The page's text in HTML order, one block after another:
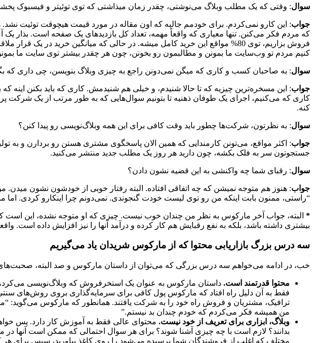
سوال: وقتی که یک مطلب وبلاگ می‌نوشتی، چقدر زمان میذاشتی که توی توئیتر و فیسبوک
جواب: این کارو نمی‌کردم. برای خودمم جالبه که اون مقاله در مورد قیمت هیچوقت توئیت
کنیم مردم تو وب‌سایت ما بمونن و مطالبمون رو بخونن، چون هر چقدر بیشتر توی سایت ما
سوال: به صاحبان کسب و کاری که میگن نمی‌دونن راجع به چیزی وبلاگ بنویسن، چی داری که
جواب: این مسخره‌ترین چیزیه که تا حالا شنیدم، و خیلی هم شنیدمش. کاری که باید بکنن
کنه.
سوال: به نظرتون، شرکت‌‌ها چطور باید وقت کافی برای این همه وبلاگ‌نویسی رو پیدا کنن؟
جواب
جستجوتون سر به فلک بکشه، چون دارید هر روز یک مطلب جدید منتشر می‌کنید.
سوال: رقبای شما چه واکنشی به این قضیه نشون دادن؟
جواب: هنوز هم متوجه نمیشن که چه اتفاقی افتاده. البته رفتار خوبی از خودشون نشون
“راستی، ممنون بابت اینکه من رو توی لیست خودت گنجوندی. نمی‌دونم چرا اینکارو کردی. اما
* البته، جواب آخر مارکوس به نظر من چندان خوب نیست. چیزی که او متوجه نشده، این است که
بیشتری داشته باشد، بلکه به نفع رقبایش هم کار کرده و درآمد آنها را نیز افزایش داده
سه درس بزرگ بازاریابی محتوا که از مارکوس شریدان یاد می‌گیریم
خب، در ادامه می‌خواهم سه درس بزرگی که می‌توان از داستان مارکوس و صد البته، صحبت‌های
محتوا قدرتمند است. داستان مارکوس به عنوان یک استخرفروش که وبلاگ‌نویسی
ترافیک، مشتریان و فروش راه خود را به شرکت یافتند. همانطور که مارکوس می‌گوید:
من همیشه فکر می‌کردم که خودم چندان بد نیستم.”
وبلاگ، ابزاری برای تعریف از خود نیست. محتوای عالی فقط به آموزش کار دارد. پس
مختلف که اغلب از فروشندگان شما پرسیده می‌شود را روی کاغذ بیاورید، سپس برای هر